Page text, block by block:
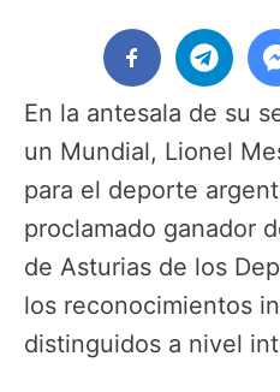
En la antesala de su
un Mundial, Lionel
para el deporte
proclamado ganador
de Asturias de los
los reconocimientos
distinguidos a nivel